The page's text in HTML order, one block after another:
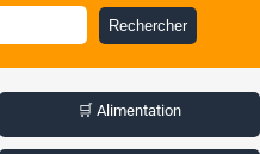
Rechercher
🛒 Alimentation